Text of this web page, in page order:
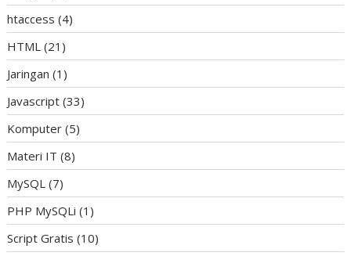
htaccess (4)
HTML (21)
Jaringan (1)
Javascript (33)
Komputer (5)
Materi IT (8)
MySQL (7)
PHP MySQLi (1)
Script Gratis (10)